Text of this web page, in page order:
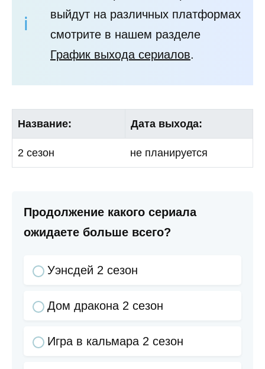
выйдут на различных платформах
смотрите в нашем разделе
График выхода сериалов.
Название: Дата выхода:
2 сезон не планируется
Продолжение какого сериала
ожидаете больше всего?
Уэнсдей 2 сезон
Дом дракона 2 сезон
Игра в кальмара 2 сезон